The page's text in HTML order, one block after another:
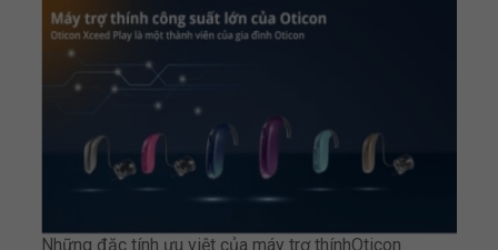
Những đặc tính ưu việt của máy trợ thínhOticon